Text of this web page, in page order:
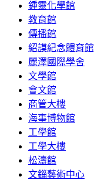
鍾靈化學館
教育館
傳播館
紹謨紀念體育館
麗澤國際學舍
文學館
會文館
商管大樓
海事博物館
工學館
工學大樓
松濤館
文錙藝術中心